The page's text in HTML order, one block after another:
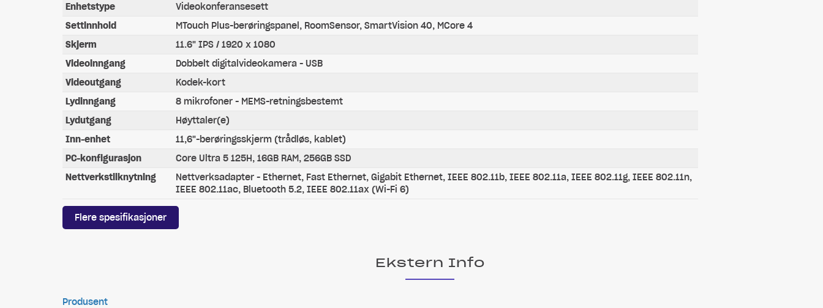
Enhetstype
Videokonferansesett
Settinnhold
MTouch Plus-berøringspanel, RoomSensor, SmartVision 40, MCore 4
Skjerm
11.6" IPS / 1920 x 1080
Videoinngang
Dobbelt digitalvideokamera - USB
Videoutgang
Kodek-kort
Lydinngang
8 mikrofoner - MEMS-retningsbestemt
Lydutgang
Høyttaler(e)
Inn-enhet
11,6"-berøringsskjerm (trådløs, kablet)
PC-konfigurasjon
Core Ultra 5 125H, 16GB RAM, 256GB SSD
Nettverkstilknytning
Nettverksadapter - Ethernet, Fast Ethernet, Gigabit Ethernet, IEEE 802.11b, IEEE 802.11a, IEEE 802.11g, IEEE 802.11n,
IEEE 802.11ac, Bluetooth 5.2, IEEE 802.11ax (Wi-Fi 6)
Flere spesifikasjoner
Ekstern Info
Produsent